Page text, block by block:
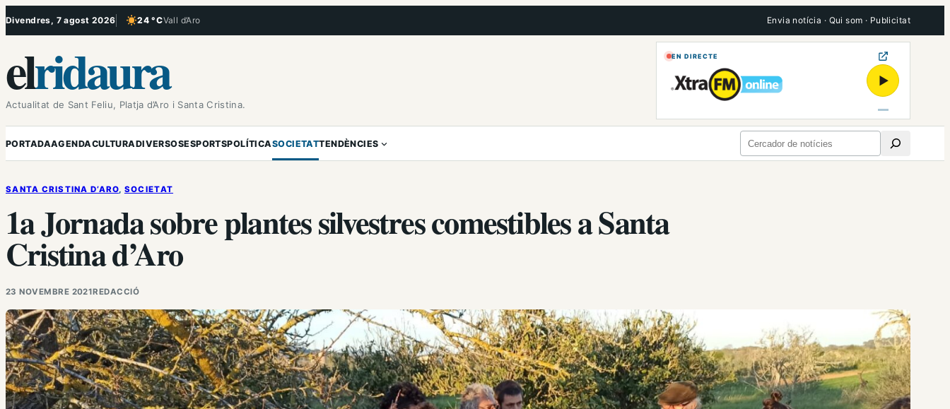
Vés
Divendres, 7 agost 2026 24 °CVall d’Aro
, Cel serè Envia notícia · Qui som · Publicitat
elridaura
Actualitat de Sant Feliu, Platja d’Aro i Santa Cristina.
EN DIRECTE
▶
PORTADAAGENDACULTURADIVERSOSESPORTSPOLÍTICASOCIETATTENDÈNCIES Cerca
SANTA CRISTINA D’ARO, SOCIETAT
1a Jornada sobre plantes silvestres comestibles a Santa
Cristina d’Aro
23 NOVEMBRE 2021REDACCIÓ